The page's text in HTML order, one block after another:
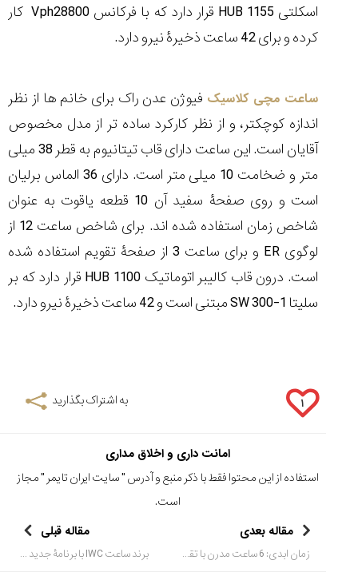
اسکلتی HUB 1155 قرار دارد که با فرکانس 28800 Vph کار
کرده و برای 42 ساعت ذخیرۀ نیرو دارد.
ساعت مچی کلاسیک فیوژن عدن راک برای خانم ها از نظر
اندازه کوچکتر، و از نظر کارکرد ساده تر از مدل مخصوص
آقایان است. این ساعت دارای قاب تیتانیوم به قطر 38 میلی
متر و ضخامت 10 میلی متر است. دارای 36 الماس برلیان
است و روی صفحۀ سفید آن 10 قطعه یاقوت به عنوان
شاخص زمان استفاده شده اند. برای شاخص ساعت 12 از
لوگوی ER
و برای ساعت 3 از صفحۀ تقویم استفاده شده
است. درون قاب کالیبر اتوماتیک HUB 1100 قرار دارد که بر
سلیتاSW 300-1مبتنی است و 42 ساعت ذخیرۀ نیرو دارد.
۱ به اشتراک بگذارید
امانت داری و اخلاق مداری
استفاده از این محتوا فقط با ذکر منبع و آدرس "سایت ایران تایمر " مجاز
است.
مقاله بعدی
زمان ابدی: 6 ساعت مدرن با تقویم دایمی
مقاله قبلی
برند ساعت IWC با برنامۀ جدید «IWC من»